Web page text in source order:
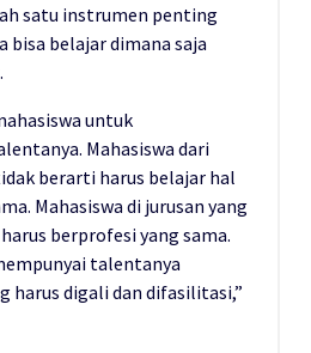
satu instrumen penting
bisa belajar dimana saja
untuk
Mahasiswa dari
berarti harus belajar hal
Mahasiswa di jurusan yang
berprofesi yang sama.
talentanya
harus digali dan difasilitasi,”